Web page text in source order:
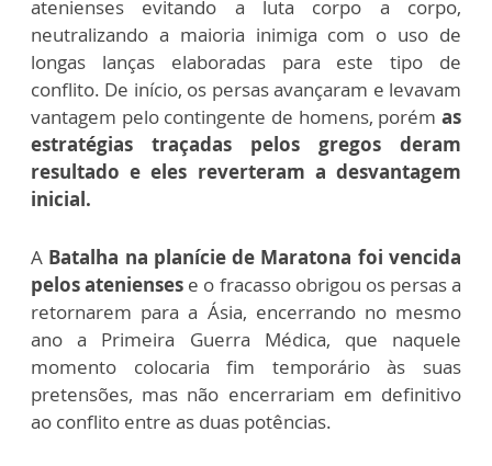
atenienses evitando a luta corpo a corpo,
neutralizando a maioria inimiga com o uso de
longas lanças elaboradas para este tipo de
conflito. De início, os persas avançaram e levavam
vantagem pelo contingente de homens, porém as
estratégias traçadas pelos gregos deram
resultado e eles reverteram a desvantagem
inicial.
A Batalha na planície de Maratona foi vencida
pelos atenienses e o fracasso obrigou os persas a
retornarem para a Ásia, encerrando no mesmo
ano a Primeira Guerra Médica, que naquele
momento colocaria fim temporário às suas
pretensões, mas não encerrariam em definitivo
ao conflito entre as duas potências.